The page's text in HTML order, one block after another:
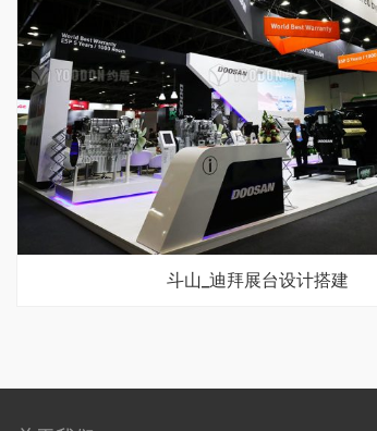
斗山_迪拜展台设计搭建